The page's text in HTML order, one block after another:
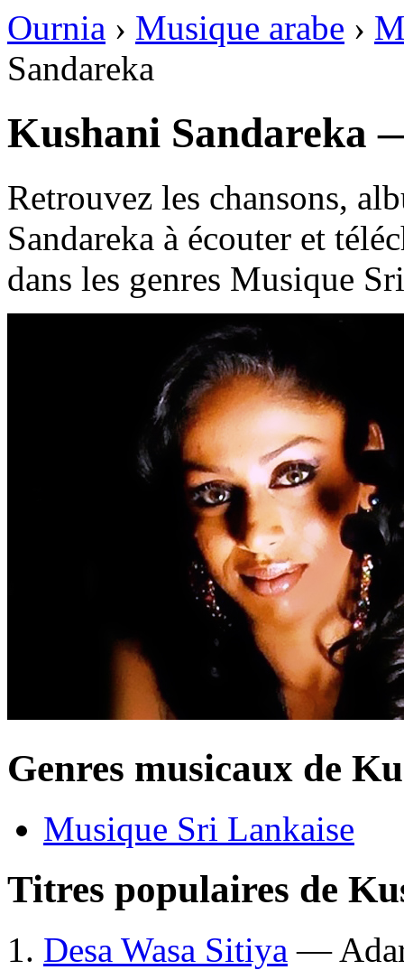
Ournia › Musique arabe ›
Sandareka
Retrouvez les chansons,
Sandareka à écouter et
dans les genres Musique
Genres musicaux de
Musique Sri Lankaise
Titres populaires de
Desa Wasa Sitiya —